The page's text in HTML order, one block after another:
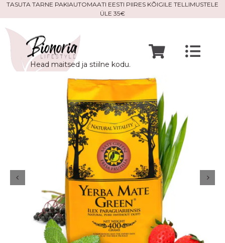
Skip
to
content
TASUTA TARNE PAKIAUTOMAATI EESTI PIIRES KÕIGILE TELLIMUSTELE
ÜLE 35€
Head maitsed ja stiilne kodu.
Kontakt